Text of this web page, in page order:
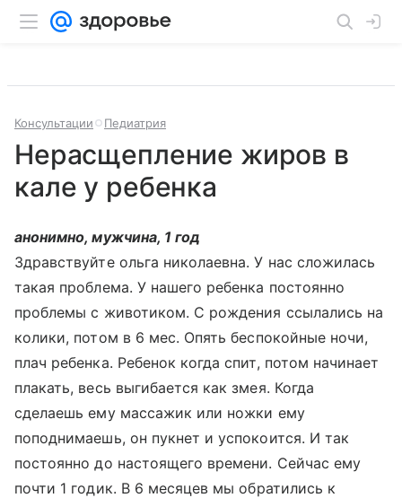
Консультации Педиатрия
Нерасщепление жиров в
кале у ребенка
анонимно, мужчина, 1 год
Здравствуйте ольга николаевна. У нас сложилась
такая проблема. У нашего ребенка постоянно
проблемы с животиком. С рождения ссылались на
колики, потом в 6 мес. Опять беспокойные ночи,
плач ребенка. Ребенок когда спит, потом начинает
плакать, весь выгибается как змея. Когда
сделаешь ему массажик или ножки ему
поподнимаешь, он пукнет и успокоится. И так
постоянно до настоящего времени. Сейчас ему
почти 1 годик. В 6 месяцев мы обратились к